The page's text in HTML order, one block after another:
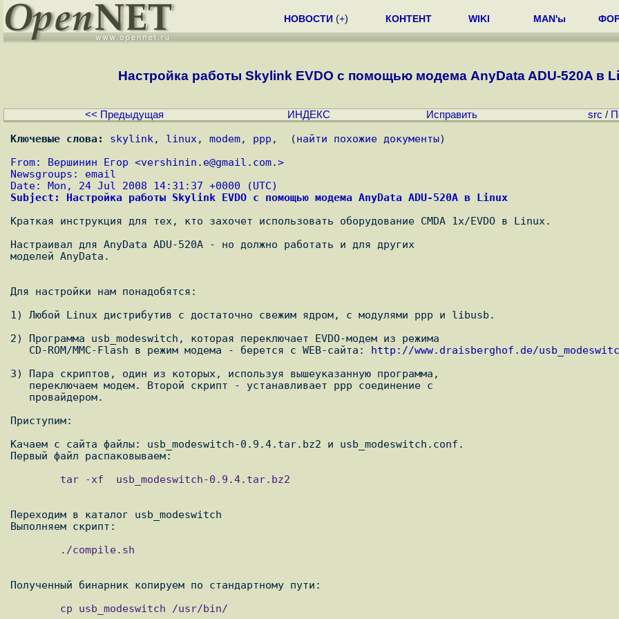
НОВОСТИ (+) КОНТЕНТ WIKI MAN'ы
Настройка работы Skylink EVDO с помощью модема AnyData ADU-520A в
<< Предыдущая ИНДЕКС Исправить src /
Ключевые слова: skylink , linux , modem, ppp ,  (найти похожие документы)
From: Вершинин Егор <vershinin.e@gmail.com.>
Newsgroups: email
Date: Mon, 24 Jul 2008 14:31:37 +0000 (UTC)
Subject: Настройка работы Skylink EVDO с помощью модема AnyData ADU-520A в Linux
Краткая инструкция для тех, кто захочет использовать оборудование CMDA 1x/EVDO в Linux.
Настраивал для AnyData ADU-520A - но должно работать и для других
моделей AnyData.
Для настройки нам понадобятся:
1) Любой Linux дистрибутив с достаточно свежим ядром, с модулями ppp и libusb.
2) Программа usb_modeswitch, которая переключает EVDO-модем из режима
   CD-ROM/MMC-Flash в режим модема - берется с WEB-сайта:
http://www.draisberghof.de/
3) Пара скриптов, один из которых, используя вышеуказанную программа,
Приступим:
Качаем с сайта файлы: usb_modeswitch-0.9.4.tar.bz2 и usb_modeswitch.conf.
Переходим в каталог usb_modeswitch